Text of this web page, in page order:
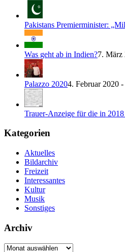
Pakistans Premierminister:
Was geht ab in Indien?7. März
Palazzo 20204. Februar 2020
Trauer-Anzeige für die in
Kategorien
Aktuelles
Bildarchiv
Freizeit
Interessantes
Kultur
Musik
Sonstiges
Archiv
Archiv